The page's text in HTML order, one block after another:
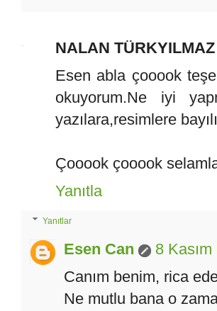
NALAN TÜRKYILMAZ
Esen abla çooook
okuyorum.Ne iyi
yazılara,resimlere
Çooook çooook
Yanıtla
Yanıtlar
Esen Can
8
Canım benim, rica
Ne mutlu bana o